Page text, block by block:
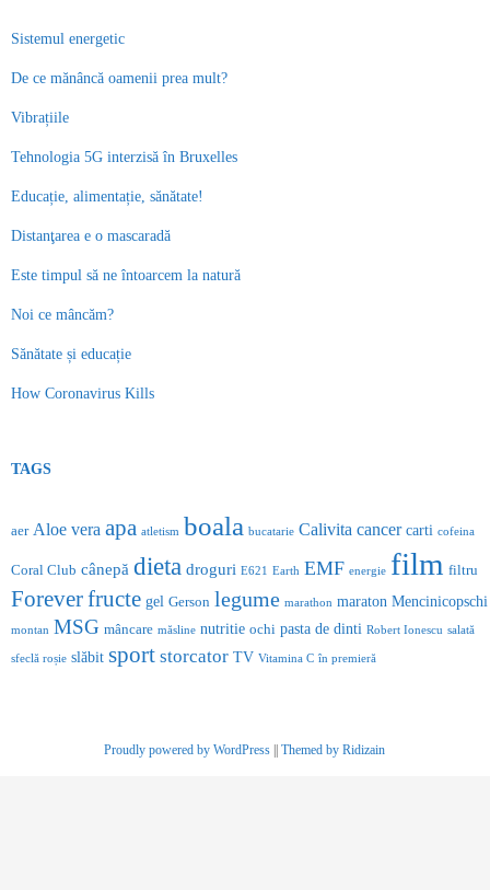
Sistemul energetic
De ce mănâncă oamenii prea mult?
Vibrațiile
Tehnologia 5G interzisă în Bruxelles
Educație, alimentație, sănătate!
Distanţarea e o mascaradă
Este timpul să ne întoarcem la natură
Noi ce mâncăm?
Sănătate și educație
How Coronavirus Kills
TAGS
aer Aloe vera apa atletism boala bucatarie Calivita cancer carti cofeina
Coral Club cânepă dieta droguri E621 Earth EMF energie film filtru
Foreverfructe gel Gerson legume marathon maraton Mencinicopschi
montan MSG mâncare măsline nutritie ochi pasta de dinti Robert Ionescu salată
sfeclă roșie slăbit sport storcator TV Vitamina C în premieră
Proudly powered by WordPress ||Themed by Ridizain